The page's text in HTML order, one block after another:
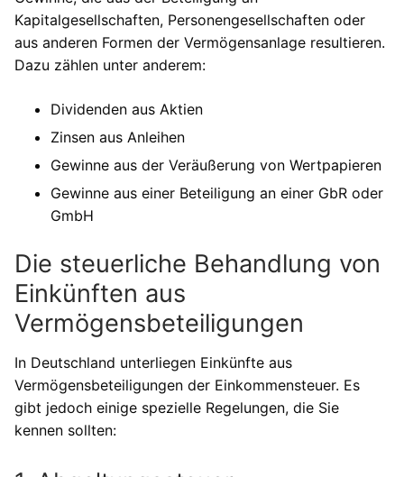
Kapitalgesellschaften, Personengesellschaften oder
aus anderen Formen der Vermögensanlage resultieren.
Dazu zählen unter anderem:
Dividenden aus Aktien
Zinsen aus Anleihen
Gewinne aus der Veräußerung von Wertpapieren
Gewinne aus einer Beteiligung an einer GbR oder
GmbH
Die steuerliche Behandlung von
Einkünften aus
Vermögensbeteiligungen
In Deutschland unterliegen Einkünfte aus
Vermögensbeteiligungen der Einkommensteuer. Es
gibt jedoch einige spezielle Regelungen, die Sie
kennen sollten: